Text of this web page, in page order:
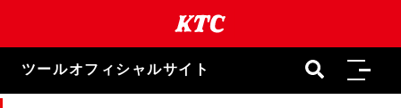
ま
キ
ツールオフィシャルサイト